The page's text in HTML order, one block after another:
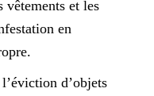
et les
en
d’objets